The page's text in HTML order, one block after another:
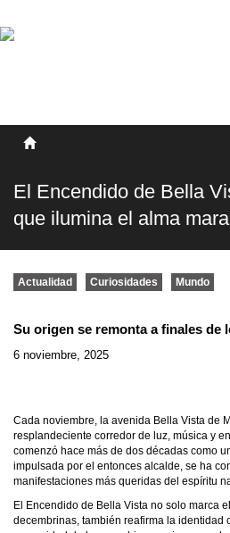
SOBRE NOSOTROS
El Encendido de Bella
que ilumina el alma
Actualidad Curiosidades Mundo
Su origen se remonta a finales de
6 noviembre, 2025
Cada noviembre, la avenida Bella Vista de
resplandeciente corredor de luz, música y
comenzó hace más de dos décadas como
impulsada por el entonces alcalde, se ha
manifestaciones más queridas del espíritu
El Encendido de Bella Vista no solo marca
decembrinas, también reafirma la identidad